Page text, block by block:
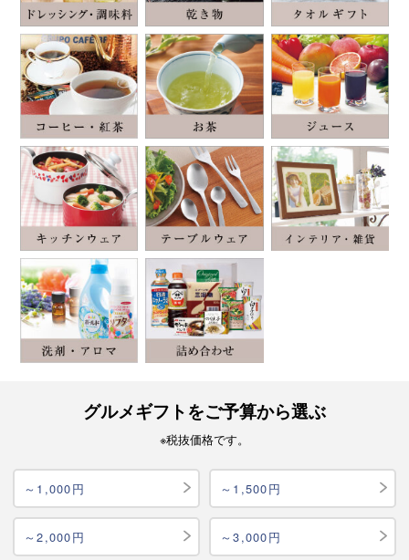
グルメギフトをご予算から選ぶ
※税抜価格です。
～1,000円 ～1,500円
～2,000円 ～3,000円